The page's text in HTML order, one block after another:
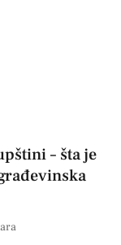
– šta je